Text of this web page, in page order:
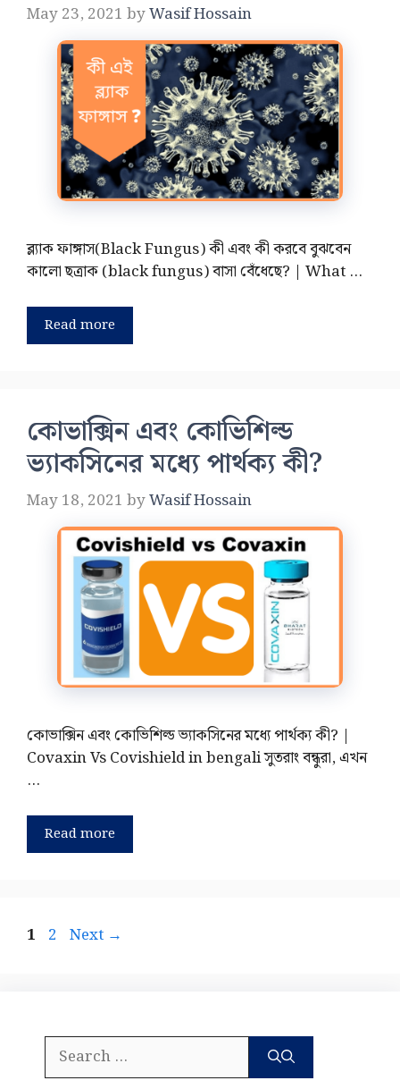
May 23, 2021 byWasif Hossain
ব্ল্যাক ফাঙ্গাস(Black Fungus) কী এবং কী করবে বুঝবেন
কালো ছত্রাক (black fungus) বাসা বেঁধেছে? | What …
Read more
কোভাক্সিন এবং কোভিশিল্ড
ভ্যাকসিনের মধ্যে পার্থক্য কী?
May 18, 2021 byWasif Hossain
কোভাক্সিন এবং কোভিশিল্ড ভ্যাকসিনের মধ্যে পার্থক্য কী? |
Covaxin Vs Covishield in bengali সুতরাং বন্ধুরা, এখন
…
Read more
Page
1 Page
2 Next →
Search
for: